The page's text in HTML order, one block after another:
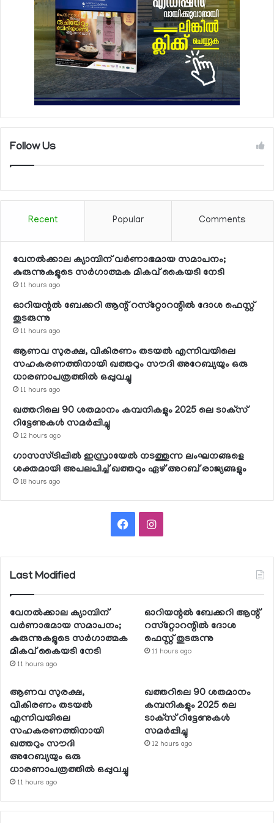
Follow Us
Recent Popular Comments
വേനല്‍ക്കാല ക്യാമ്പിന് വര്‍ണാഭമായ സമാപനം;
കുരുന്നുകളുടെ സര്‍ഗാത്മക മികവ് കൈയടി നേടി
11 hours ago
ഓറിയന്റല്‍ ബേക്കറി ആന്റ് റസ്‌റ്റോറന്റില്‍ ദോശ ഫെസ്റ്റ്
തുടരുന്നു
11 hours ago
ആണവ സുരക്ഷ, വികിരണം തടയല്‍ എന്നിവയിലെ
സഹകരണത്തിനായി ഖത്തറും സൗദി അറേബ്യയും ഒരു
ധാരണാപത്രത്തില്‍ ഒപ്പുവച്ചു
11 hours ago
ഖത്തറിലെ 90 ശതമാനം കമ്പനികളും 2025 ലെ ടാക്‌സ്
റിട്ടേണുകള്‍ സമര്‍പ്പിച്ചു
12 hours ago
ഗാസസ്ട്രിപ്പില്‍ ഇസ്രായേല്‍ നടത്തുന്ന ലംഘനങ്ങളെ
ശക്തമായി അപലപിച്ച് ഖത്തറും ഏഴ് അറബ് രാജ്യങ്ങളും
18 hours ago
FacebookInstagram
Last Modified
വേനല്‍ക്കാല ക്യാമ്പിന്
വര്‍ണാഭമായ സമാപനം;
കുരുന്നുകളുടെ സര്‍ഗാത്മക
മികവ് കൈയടി നേടി
11 hours ago
ഓറിയന്റല്‍ ബേക്കറി ആന്റ്
റസ്‌റ്റോറന്റില്‍ ദോശ
ഫെസ്റ്റ് തുടരുന്നു
11 hours ago
ആണവ സുരക്ഷ,
വികിരണം തടയല്‍
എന്നിവയിലെ
സഹകരണത്തിനായി
ഖത്തറും സൗദി
അറേബ്യയും ഒരു
ധാരണാപത്രത്തില്‍ ഒപ്പുവച്ചു
11 hours ago
ഖത്തറിലെ 90 ശതമാനം
കമ്പനികളും 2025 ലെ
ടാക്‌സ് റിട്ടേണുകള്‍
സമര്‍പ്പിച്ചു
12 hours ago